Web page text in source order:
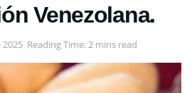
Venezolana.
Reading Time: 2 mins read